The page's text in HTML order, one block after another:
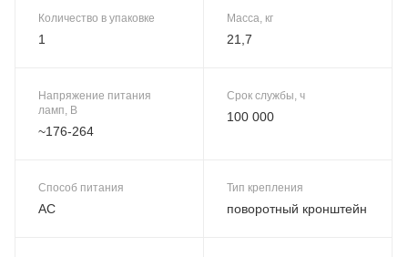
Количество в упаковке
1
Масса, кг
21,7
Напряжение питания
ламп, В
~176-264
Срок службы, ч
100 000
Способ питания
AC
Тип крепления
поворотный кронштейн